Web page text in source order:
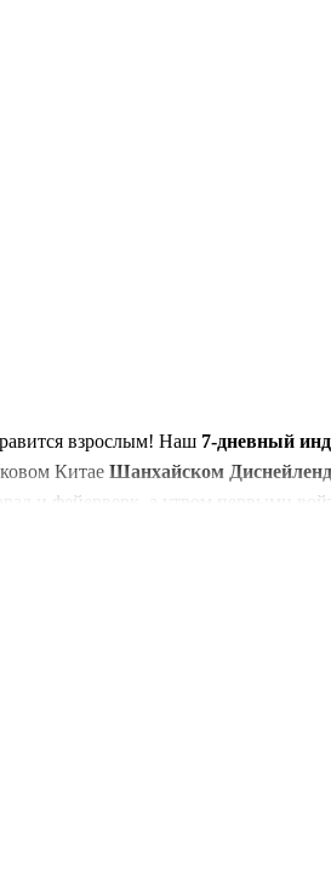
взрослым! Наш 7-дневный
Китае Шанхайском
и фейерверк, а утром первыми